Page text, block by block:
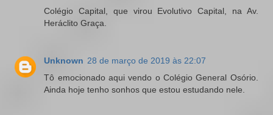
Colégio Capital, que virou Evolutivo Capital, na Av.
Heráclito Graça.
Unknown 28 de março de 2019 às 22:07
Tô emocionado aqui vendo o Colégio General Osório.
Ainda hoje tenho sonhos que estou estudando nele.